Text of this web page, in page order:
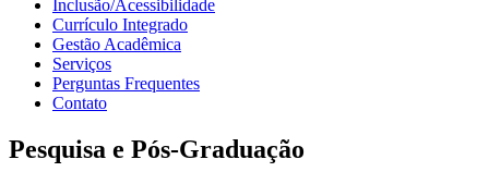
Inclusão/Acessibilidade
Currículo Integrado
Gestão Acadêmica
Serviços
Perguntas Frequentes
Contato
Pesquisa e Pós-Graduação